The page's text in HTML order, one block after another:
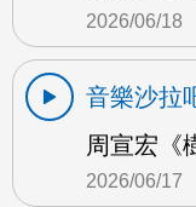
2026/06/18
音樂沙拉
周宣宏《
2026/06/17